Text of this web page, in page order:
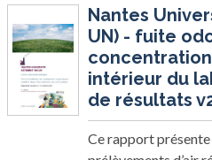
Nantes Université (bâtiment IRS
UN) - fuite
intérieur du
de résultats
Ce rapport